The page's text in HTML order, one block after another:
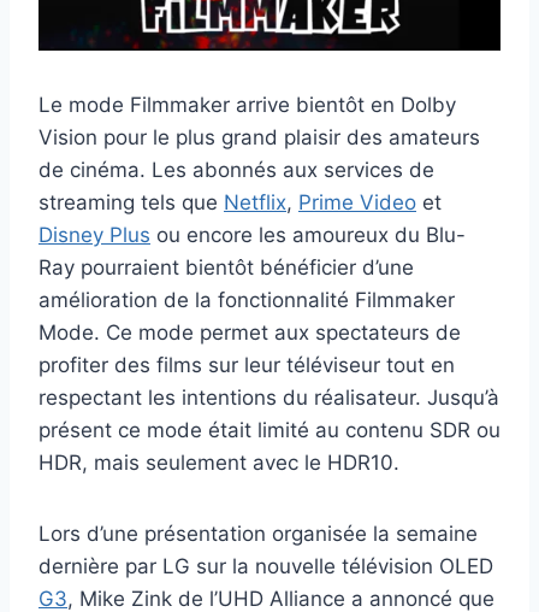
Le mode Filmmaker arrive bientôt en Dolby
Vision pour le plus grand plaisir des amateurs
de cinéma. Les abonnés aux services de
streaming tels que Netflix, Prime Video et
Disney Plus ou encore les amoureux du Blu-
Ray pourraient bientôt bénéficier d’une
amélioration de la fonctionnalité Filmmaker
Mode. Ce mode permet aux spectateurs de
profiter des films sur leur téléviseur tout en
respectant les intentions du réalisateur. Jusqu’à
présent ce mode était limité au contenu SDR ou
HDR, mais seulement avec le HDR10.
Lors d’une présentation organisée la semaine
dernière par LG sur la nouvelle télévision OLED
G3, Mike Zink de l’UHD Alliance a annoncé que